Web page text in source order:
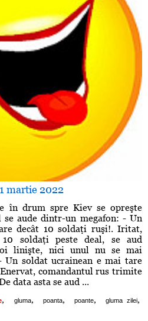
martie 2022
în drum spre Kiev se opreşte
se aude dintr-un megafon: - Un
decât 10 soldaţi ruşi!. Iritat,
soldaţi peste deal, se aud
linişte, nici unul nu se mai
Un soldat ucrainean e mai tare
comandantul rus trimite
data asta se aud ...
, gluma, poanta, poante, gluma zilei,